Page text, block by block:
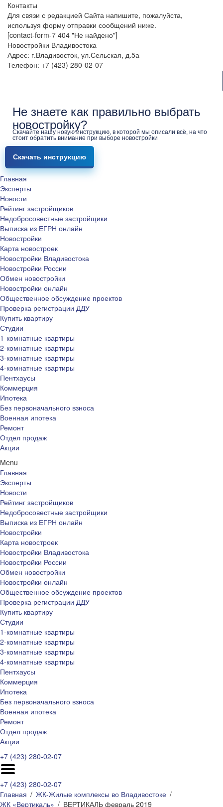
Контакты
Для связи с редакцией Сайта напишите, пожалуйста,
используя форму отправки сообщений ниже.
[contact-form-7 404 "Не найдено"]
Новостройки Владивостока
Адрес: г.Владивосток, ул.Сельская, д.5а
Телефон: +7 (423) 280-02-07
Не знаете как правильно выбрать
новостройку?
Скачайте нашу новую инструкцию, в которой мы описали всё, на что
стоит обратить внимание при выборе новостройки
Скачать инструкцию
Главная
Эксперты
Новости
Рейтинг застройщиков
Недобросовестные застройщики
Выписка из ЕГРН онлайн
Новостройки
Карта новостроек
Новостройки Владивостока
Новостройки России
Обмен новостройки
Новостройки онлайн
Общественное обсуждение проектов
Проверка регистрации ДДУ
Купить квартиру
Студии
1-комнатные квартиры
2-комнатные квартиры
3-комнатные квартиры
4-комнатные квартиры
Пентхаусы
Коммерция
Ипотека
Без первоначального взноса
Военная ипотека
Ремонт
Отдел продаж
Акции
Menu
Главная
Эксперты
Новости
Рейтинг застройщиков
Недобросовестные застройщики
Выписка из ЕГРН онлайн
Новостройки
Карта новостроек
Новостройки Владивостока
Новостройки России
Обмен новостройки
Новостройки онлайн
Общественное обсуждение проектов
Проверка регистрации ДДУ
Купить квартиру
Студии
1-комнатные квартиры
2-комнатные квартиры
3-комнатные квартиры
4-комнатные квартиры
Пентхаусы
Коммерция
Ипотека
Без первоначального взноса
Военная ипотека
Ремонт
Отдел продаж
Акции
+7 (423) 280-02-07
+7 (423) 280-02-07
Главная
ЖК-Жилые комплексы во Владивостоке
ЖК «Вертикаль»
ВЕРТИКАЛЬ февраль 2019